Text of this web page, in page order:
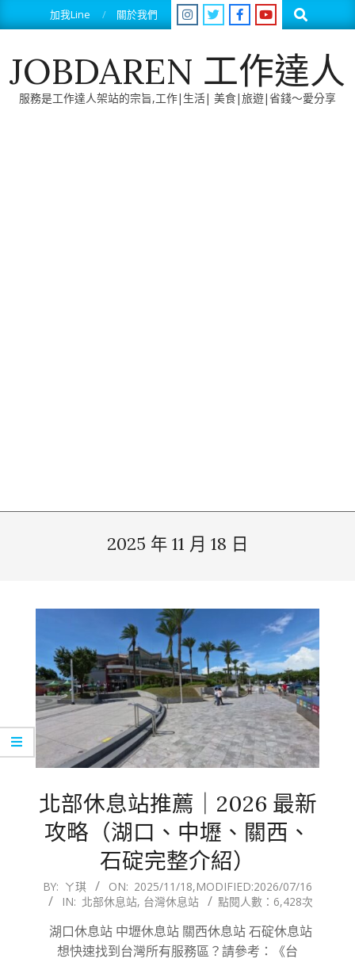
to
加我Line 關於我們 Search
JOBDAREN 工作達人
服務是工作達人架站的宗旨,工作|生活| 美食|旅遊|省錢～愛分享
2025 年 11 月 18 日
北部休息站推薦｜2026 最新
攻略（湖口、中壢、關西、
石碇完整介紹）
2025-
11-
BY: ㄚ琪 ON: 2025/11/18,MODIFIED:2026/07/16
IN: 北部休息站, 台灣休息站 點閱人數：6,428次
湖口休息站 中壢休息站 關西休息站 石碇休息站
想快速找到台灣所有服務區？請參考：《台